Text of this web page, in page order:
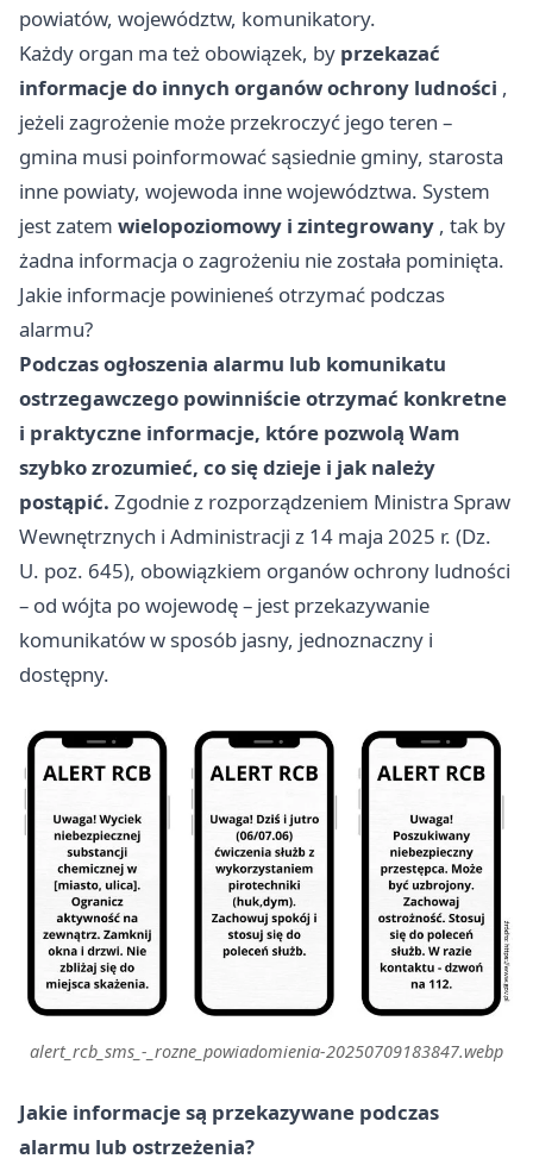
powiatów, województw, komunikatory.
Każdy organ ma też obowiązek, by przekazać
informacje do innych organów ochrony ludności ,
jeżeli zagrożenie może przekroczyć jego teren –
gmina musi poinformować sąsiednie gminy, starosta
inne powiaty, wojewoda inne województwa. System
jest zatem wielopoziomowy i zintegrowany , tak by
żadna informacja o zagrożeniu nie została pominięta.
Jakie informacje powinieneś otrzymać podczas
alarmu?
Podczas ogłoszenia alarmu lub komunikatu
ostrzegawczego powinniście otrzymać konkretne
i praktyczne informacje, które pozwolą Wam
szybko zrozumieć, co się dzieje i jak należy
postąpić. Zgodnie z rozporządzeniem Ministra Spraw
Wewnętrznych i Administracji z 14 maja 2025 r. (Dz.
U. poz. 645), obowiązkiem organów ochrony ludności
– od wójta po wojewodę – jest przekazywanie
komunikatów w sposób jasny, jednoznaczny i
dostępny.
alert_rcb_sms_-_rozne_powiadomienia-20250709183847.webp
Jakie informacje są przekazywane podczas
alarmu lub ostrzeżenia?